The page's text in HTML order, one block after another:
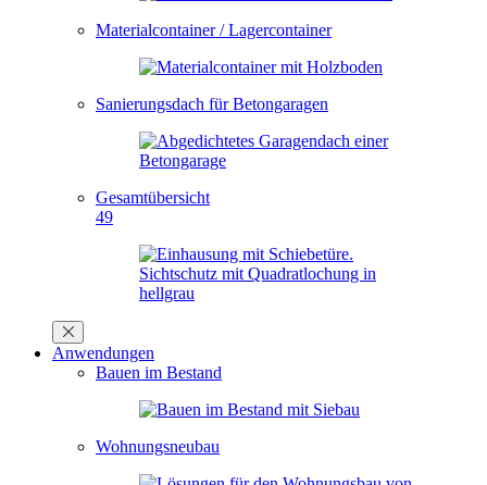
Materialcontainer / Lagercontainer
Sanierungsdach für Betongaragen
Gesamtübersicht
49
Anwendungen
Bauen im Bestand
Wohnungsneubau